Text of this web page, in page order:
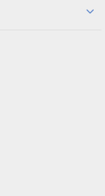
замены,
складского